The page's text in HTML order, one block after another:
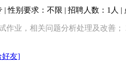
性别要求：不限 | 招聘人数：1人 |
作业，相关问题分析处理及改善
好友]